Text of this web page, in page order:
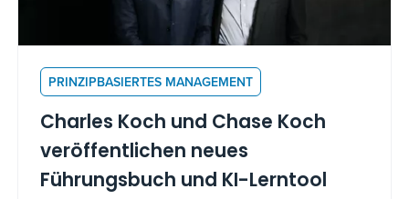
PRINZIPBASIERTES MANAGEMENT
Charles Koch und Chase Koch
veröffentlichen neues
Führungsbuch und KI-Lerntool